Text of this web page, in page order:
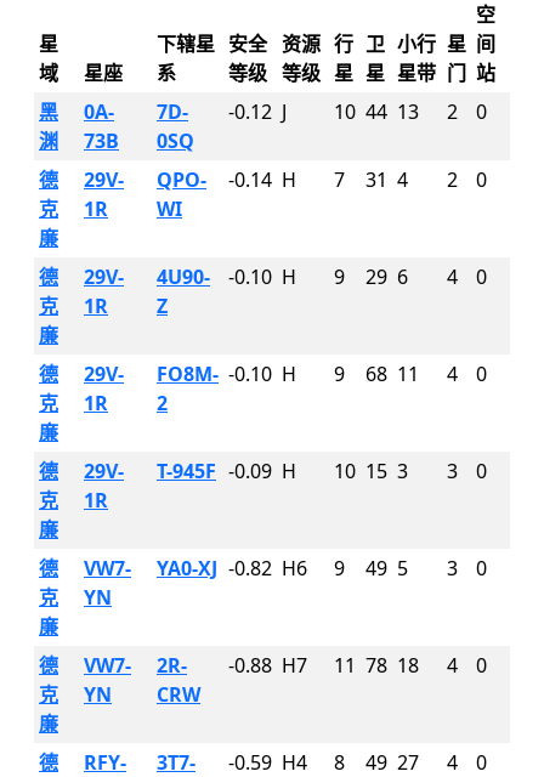
星
域
星座
下辖星
系
安全
等级
资源
等级
行
星
卫
星
小行
星带
星
门
空
间
站
黑
渊
0A-
73B
7D-
0SQ
-0.12 J 10 44 13 2 0
德
克
廉
29V-
1R
QPO-
WI
-0.14 H 7 31 4 2 0
德
克
廉
29V-
1R
4U90-
Z
-0.10 H 9 29 6 4 0
德
克
廉
29V-
1R
FO8M-
2
-0.10 H 9 68 11 4 0
德
克
廉
29V-
1R
T-945F -0.09 H 10 15 3 3 0
德
克
廉
VW7-
YN
YA0-XJ -0.82 H6 9 49 5 3 0
德
克
廉
VW7-
YN
2R-
CRW
-0.88 H7 11 78 18 4 0
德
RFY-
3T7-
-0.59 H4 8 49 27 4 0